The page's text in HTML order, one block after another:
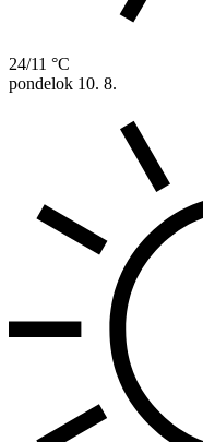
24/11 °C
pondelok 10. 8.